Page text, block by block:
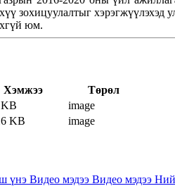
зохицуулалтыг хэрэгжүүлэхэд
юм.
Хэмжээ
Төрөл
KB
image
KB image
үнэ Видео мэдээ Видео мэдээ